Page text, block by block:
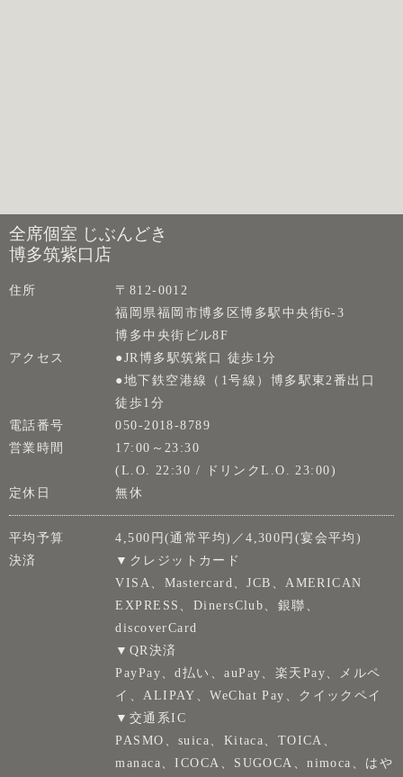
全席個室 じぶんどき
博多筑紫口店
住所
〒812-0012
福岡県福岡市博多区博多駅中央街6-3
博多中央街ビル8F
アクセス
●JR博多駅筑紫口 徒歩1分
●地下鉄空港線（1号線）博多駅東2番出口
徒歩1分
電話番号
050-2018-8789
営業時間
17:00～23:30
(L.O. 22:30 / ドリンクL.O. 23:00)
定休日
無休
平均予算
4,500円(通常平均)／4,300円(宴会平均)
決済
▼クレジットカード
VISA、Mastercard、JCB、AMERICAN
EXPRESS、DinersClub、銀聯、
discoverCard
▼QR決済
PayPay、d払い、auPay、楽天Pay、メルペ
イ、ALIPAY、WeChat Pay、クイックペイ
▼交通系IC
PASMO、suica、Kitaca、TOICA、
manaca、ICOCA、SUGOCA、nimoca、はや